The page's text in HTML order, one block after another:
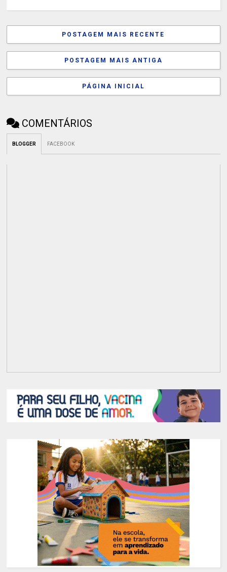
POSTAGEM MAIS RECENTE
POSTAGEM MAIS ANTIGA
PÁGINA INICIAL
COMENTÁRIOS
BLOGGER FACEBOOK